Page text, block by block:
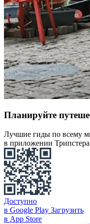
Планируйте
Лучшие гиды по всему
в приложении Трипстера
Доступно
в Google Play Загрузить
в App Store